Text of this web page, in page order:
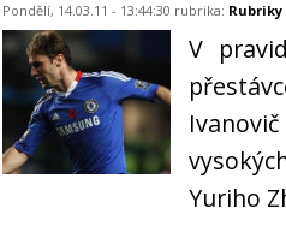
Pondělí, 14.03.11 - 13:44:30 rubrika: Rubriky
V
Yuriho